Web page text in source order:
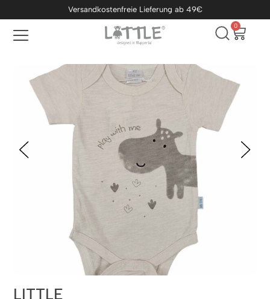
Versandkostenfreie Lieferung ab 49€
0
LITTLE